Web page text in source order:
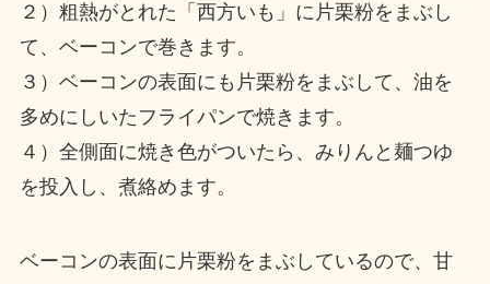
２）粗熱がとれた「西方いも」に片栗粉をまぶし
て、ベーコンで巻きます。
３）ベーコンの表面にも片栗粉をまぶして、油を
多めにしいたフライパンで焼きます。
４）全側面に焼き色がついたら、みりんと麺つゆ
を投入し、煮絡めます。
ベーコンの表面に片栗粉をまぶしているので、甘